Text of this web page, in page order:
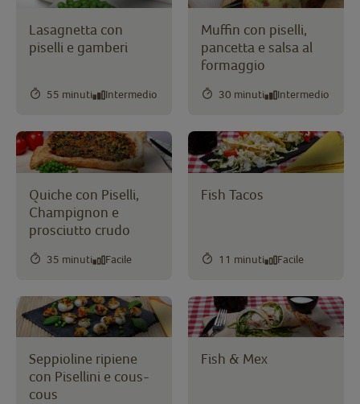
Lasagnetta con
piselli e gamberi
55 minuti Intermedio
Muffin con piselli,
pancetta e salsa al
formaggio
30 minuti Intermedio
Quiche con Piselli,
Champignon e
prosciutto crudo
35 minuti Facile
Fish Tacos
11 minuti Facile
Seppioline ripiene
con Pisellini e cous-
cous
Fish & Mex